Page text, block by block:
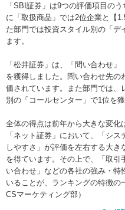
みずほ証券
「SBI証券」は9つの評価項目の
に「取扱商品」では2位企業と【
た部門では投資スタイル別の「
ます。
「松井証券」は、「問い合わせ
を獲得しました。問い合わせ先
価されています。また部門では、
別の「コールセンター」で1位を獲
全体の得点は前年から大きな変化
「ネット証券」において、「シ
しやすさ」が評価を左右する大
を得ています。その上で、「取引
い合わせ」などの各社の強み・特
いることが、ランキングの特徴の
CSマーケティング部）